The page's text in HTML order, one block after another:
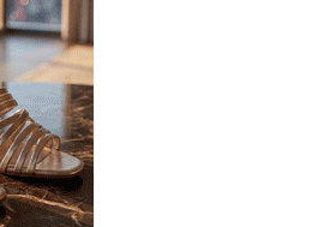
вариант балеток и
формы и с тонкой подошвой).
присутствует еще и…